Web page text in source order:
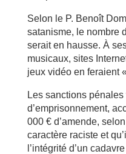
Selon le P. Benoît
satanisme, le nombre
serait en hausse. À
musicaux, sites
jeux vidéo en feraient
Les sanctions
d’emprisonnement,
000 € d’amende,
caractère raciste et
l’intégrité d’un